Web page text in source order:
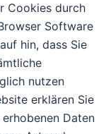
Cookies durch
Software
hin, dass Sie
nutzen
erklären Sie
Daten